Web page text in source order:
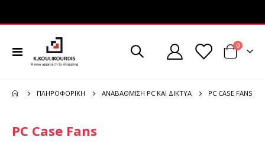
Εναλλαγή
Πλοήγησης
Cart
0
ΠΛΗΡΟΦΟΡΙΚΉ ΑΝΑΒΆΘΜΙΣΗ PC ΚΑΙ ΔΊΚΤΥΑ PC CASE FANS
PC Case Fans